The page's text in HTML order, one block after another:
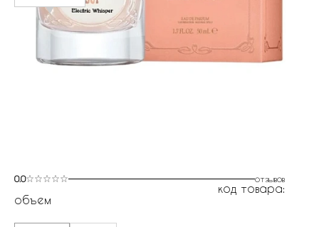
0.0 отзывов
код товара:
объем